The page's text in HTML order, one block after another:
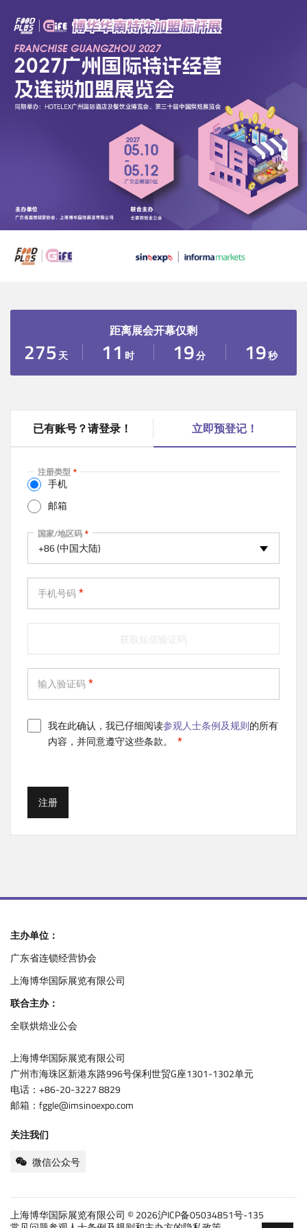
距离展会开幕仅剩
275天 11 时 19分 19秒
已有账号？请登录！ 立即预登记！
(
a
注册类型
手机
邮箱
手机
国家/地区码
+86 (中国大陆)
手机号码
输入验证码
获取短信验证码
我在此确认，我已仔细阅读参观人士条例及规则的所有
内容，并同意遵守这些条款。
注册
主办单位：
广东省连锁经营协会
上海博华国际展览有限公司
联合主办：
全联烘焙业公会
上海博华国际展览有限公司
广州市海珠区新港东路996号保利世贸G座1301-1302单元
电话：+86-20-3227 8829
邮箱：fggle@imsinoexpo.com
关注我们
微信公众号
上海博华国际展览有限公司 © 2026沪ICP备05034851号-135